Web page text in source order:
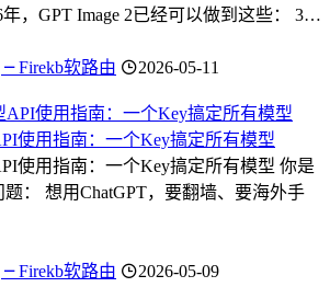
，GPT Image 2已经可以做到这些： 3…
Firekb软路由
2026-05-11
使用指南：一个Key搞定所有模型
使用指南：一个Key搞定所有模型 你是
： 想用ChatGPT，要翻墙、要海外手
Firekb软路由
2026-05-09